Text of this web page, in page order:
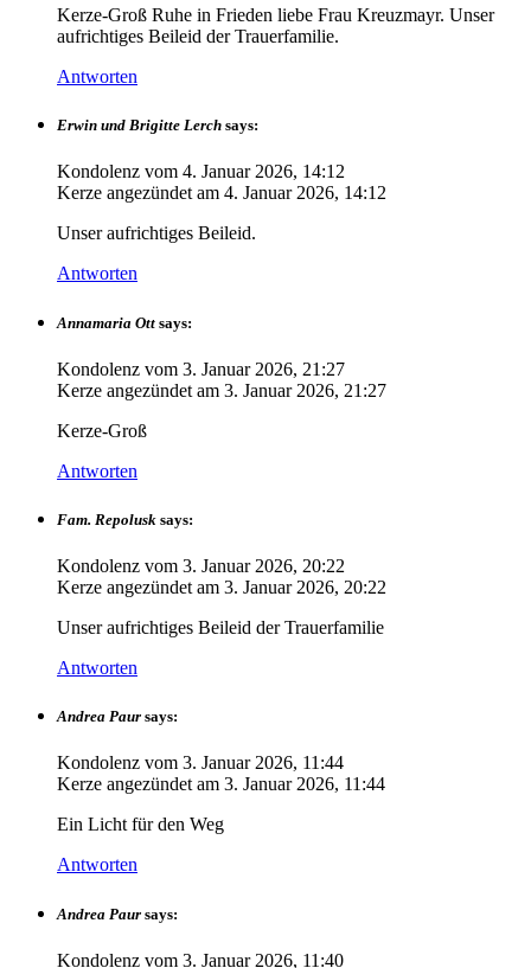
Kerze-Groß Ruhe in Frieden liebe Frau Kreuzmayr. Unser
aufrichtiges Beileid der Trauerfamilie.
Antworten
Erwin und Brigitte Lerch says:
Kondolenz vom 4. Januar 2026, 14:12
Kerze angezündet am 4. Januar 2026, 14:12
Unser aufrichtiges Beileid.
Antworten
Annamaria Ott says:
Kondolenz vom 3. Januar 2026, 21:27
Kerze angezündet am 3. Januar 2026, 21:27
Kerze-Groß
Antworten
Fam. Repolusk says:
Kondolenz vom 3. Januar 2026, 20:22
Kerze angezündet am 3. Januar 2026, 20:22
Unser aufrichtiges Beileid der Trauerfamilie
Antworten
Andrea Paur says:
Kondolenz vom 3. Januar 2026, 11:44
Kerze angezündet am 3. Januar 2026, 11:44
Ein Licht für den Weg
Antworten
Andrea Paur says:
Kondolenz vom 3. Januar 2026, 11:40